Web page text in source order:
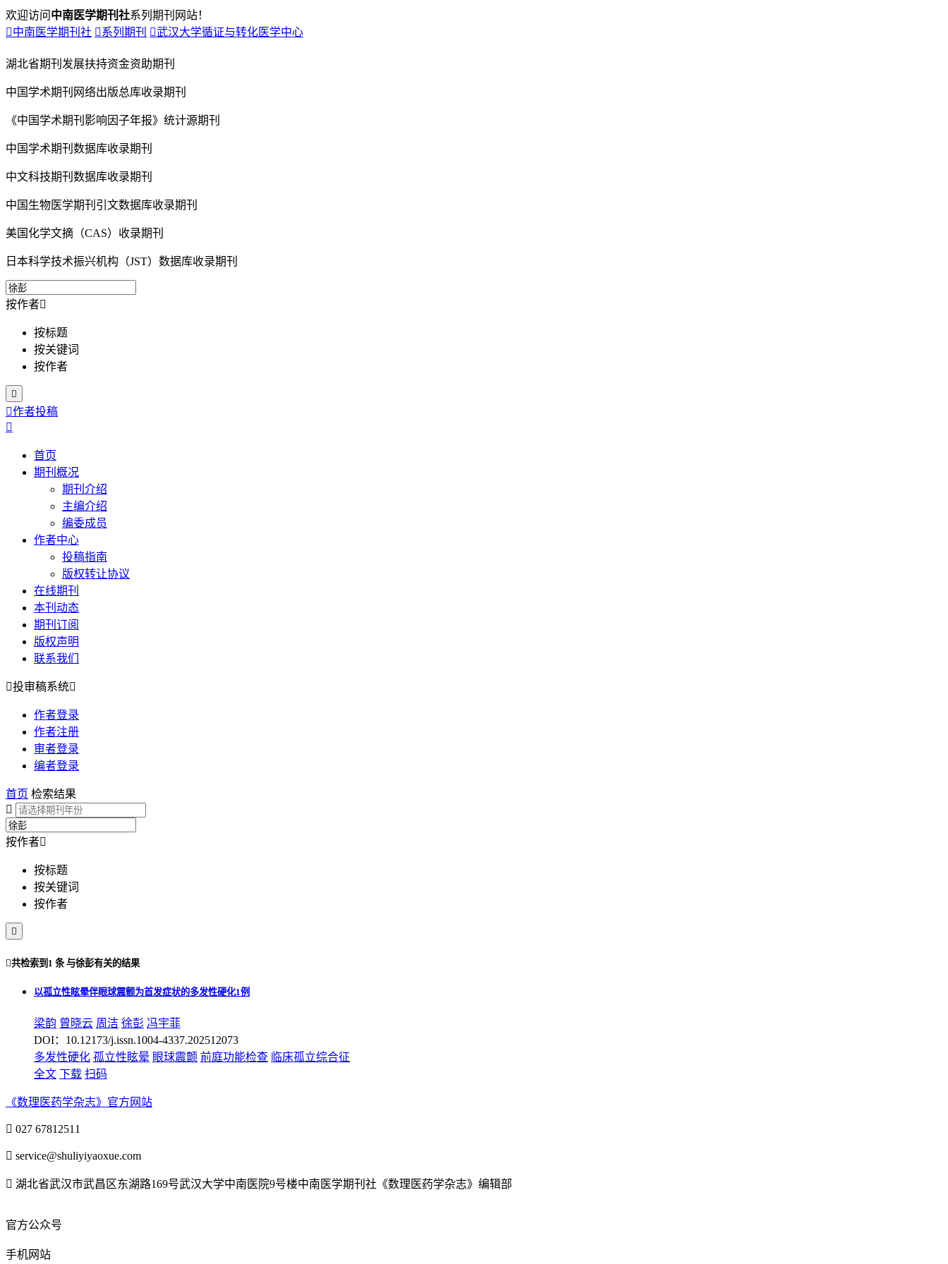
欢迎访问 中南医学期刊社系列期刊网站！
中南医学期刊社 系列期刊 武汉大学循证与转化医学中心
湖北省期刊发展扶持资金资助期刊
中国学术期刊网络出版总库收录期刊
《中国学术期刊影响因子年报》统计源期刊
中国学术期刊数据库收录期刊
中文科技期刊数据库收录期刊
中国生物医学期刊引文数据库收录期刊
美国化学文摘（CAS）收录期刊
日本科学技术振兴机构（JST）数据库收录期刊
按作者
按标题
按关键词
按作者

作者投稿

首页
期刊概况
期刊介绍
主编介绍
编委成员
作者中心
投稿指南
版权转让协议
在线期刊
本刊动态
期刊订阅
版权声明
联系我们
投审稿系统
作者登录
作者注册
审者登录
编者登录
首页 检索结果

按作者
按标题
按关键词
按作者

共检索到 1 条与徐彭有关的结果
以孤立性眩晕伴眼球震颤为首发症状的多发性硬化1例
梁韵 曾晓云 周洁 徐彭 冯宇菲
DOI：10.12173/j.issn.1004-4337.202512073
多发性硬化 孤立性眩晕 眼球震颤 前庭功能检查 临床孤立综合征
全文 下载 扫码
《数理医药学杂志》官方网站
 027 67812511
 service@shuliyiyaoxue.com
 湖北省武汉市武昌区东湖路169号武汉大学中南医院9号楼中南医学期刊社《数理医药学杂志》编辑部
官方公众号
手机网站